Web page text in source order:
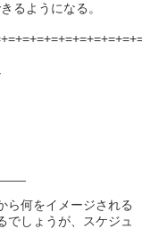
るようになる。
ら何をイメージされる
でしょうが、スケジュ